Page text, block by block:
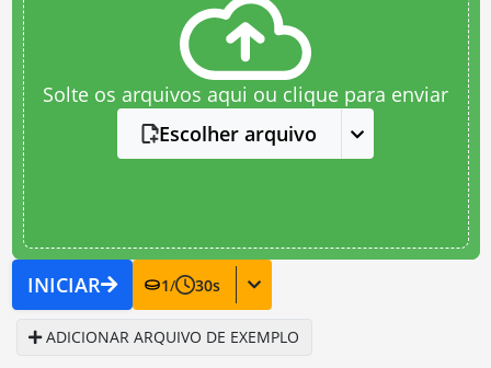
Solte os arquivos aqui ou clique para enviar
Escolher arquivo
INICIAR 1/ 30s
ADICIONAR ARQUIVO DE EXEMPLO